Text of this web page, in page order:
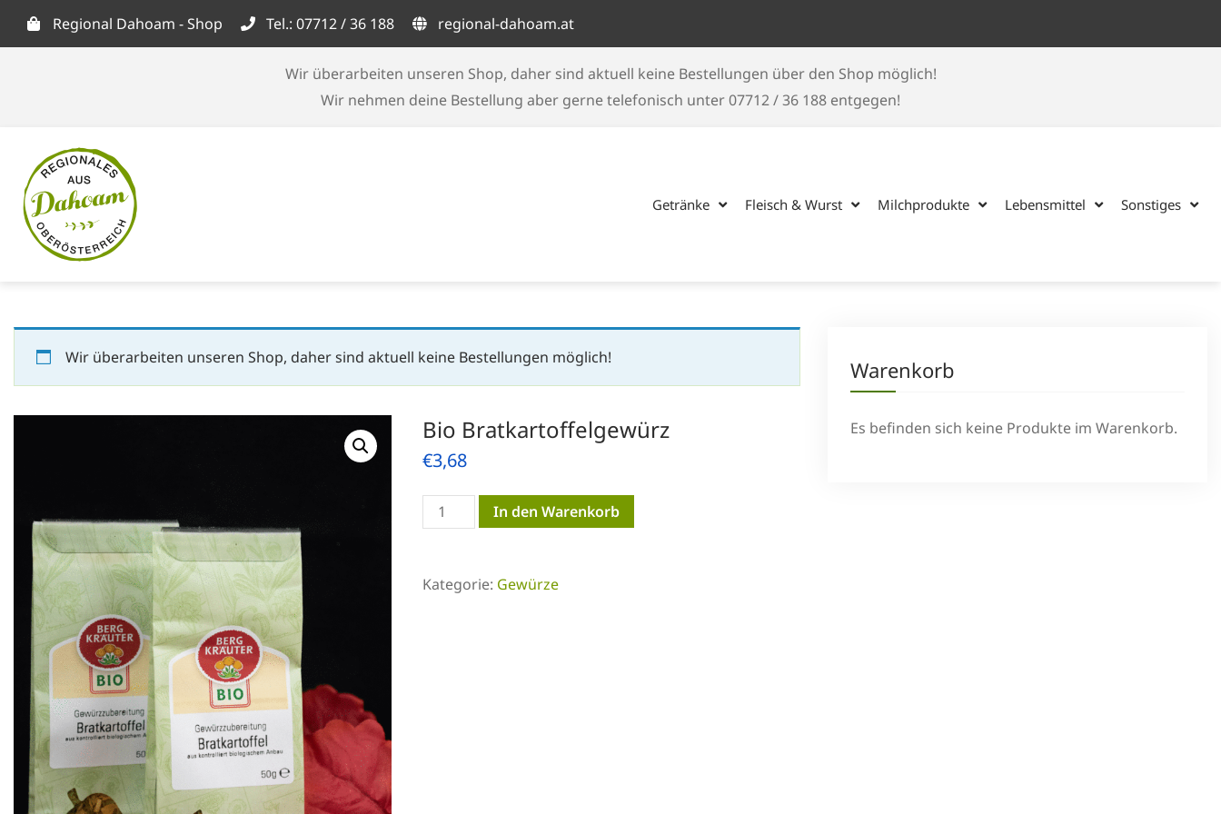
Regional Dahoam - Shop Tel.: 07712 / 36 188 regional-dahoam.at
Wir überarbeiten unseren Shop, daher sind aktuell keine Bestellungen über den Shop möglich!
Wir nehmen deine Bestellung aber gerne telefonisch unter 07712 / 36 188 entgegen!
Getränke Fleisch & Wurst Milchprodukte Lebensmittel Sonstiges
Wir überarbeiten unseren Shop, daher sind aktuell keine Bestellungen möglich!
Bio Bratkartoffelgewürz
€3,68
Bio
Bratkartoffelgewürz
In den Warenkorb
Kategorie: Gewürze
Warenkorb
Es befinden sich keine Produkte im Warenkorb.